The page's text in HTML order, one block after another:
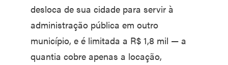
desloca de sua cidade para servir à
administração pública em outro
município, e é limitada a R$ 1,8 mil — a
quantia cobre apenas a locação,